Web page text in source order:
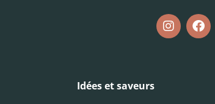
Idées et saveurs